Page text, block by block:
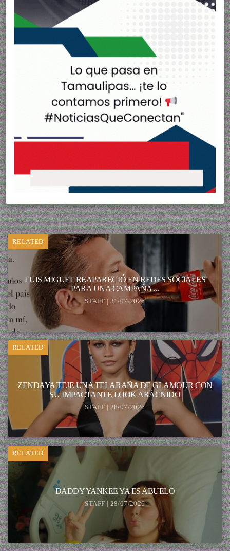
RELATED
LUIS MIGUEL REAPARECIÓ EN REDES SOCIALES
PARA UNA CAMPAÑA ...
STAFF | 31/07/2026
RELATED
ZENDAYA TEJE UNA TELARAÑA DE GLAMOUR CON
SU IMPACTANTE LOOK ARÁCNIDO
STAFF | 28/07/2026
RELATED
DADDY YANKEE YA ES ABUELO
STAFF | 28/07/2026